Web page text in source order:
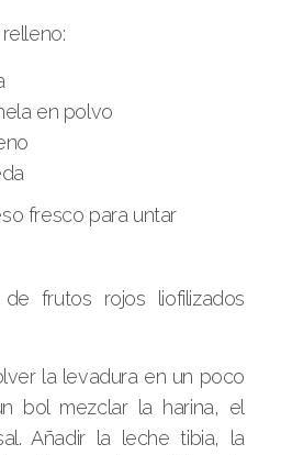
en polvo
fresco para untar
frutos rojos liofilizados
la levadura en un poco
bol mezclar la harina, el
Añadir la leche tibia, la